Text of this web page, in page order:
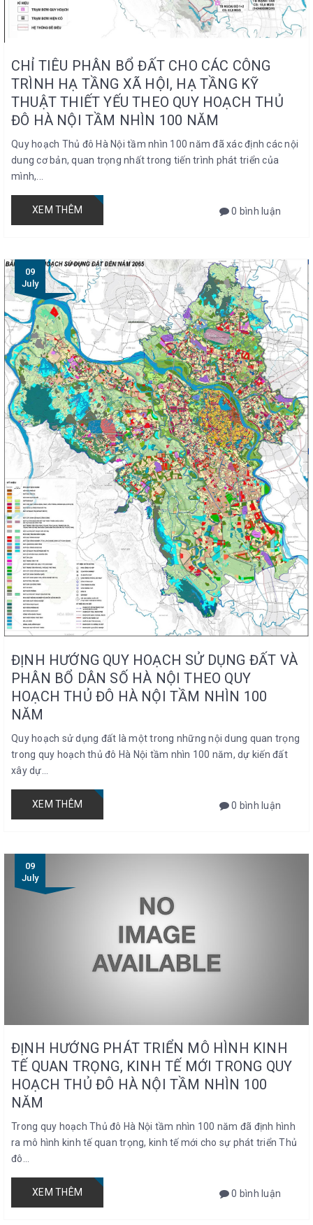
CHỈ TIÊU PHÂN BỔ ĐẤT CHO CÁC CÔNG
TRÌNH HẠ TẦNG XÃ HỘI, HẠ TẦNG KỸ
THUẬT THIẾT YẾU THEO QUY HOẠCH THỦ
ĐÔ HÀ NỘI TẦM NHÌN 100 NĂM
Quy hoạch Thủ đô Hà Nội tầm nhìn 100 năm đã xác định các nội
dung cơ bản, quan trọng nhất trong tiến trình phát triển của
mình,...
XEM THÊM 0 bình luận
09
July
ĐỊNH HƯỚNG QUY HOẠCH SỬ DỤNG ĐẤT VÀ
PHÂN BỔ DÂN SỐ HÀ NỘI THEO QUY
HOẠCH THỦ ĐÔ HÀ NỘI TẦM NHÌN 100
NĂM
Quy hoạch sử dụng đất là một trong những nội dung quan trọng
trong quy hoạch thủ đô Hà Nội tầm nhìn 100 năm, dự kiến đất
xây dự...
XEM THÊM 0 bình luận
09
July
ĐỊNH HƯỚNG PHÁT TRIỂN MÔ HÌNH KINH
TẾ QUAN TRỌNG, KINH TẾ MỚI TRONG QUY
HOẠCH THỦ ĐÔ HÀ NỘI TẦM NHÌN 100
NĂM
Trong quy hoạch Thủ đô Hà Nội tầm nhìn 100 năm đã định hình
ra mô hình kinh tế quan trọng, kinh tế mới cho sự phát triển Thủ
đô...
XEM THÊM 0 bình luận